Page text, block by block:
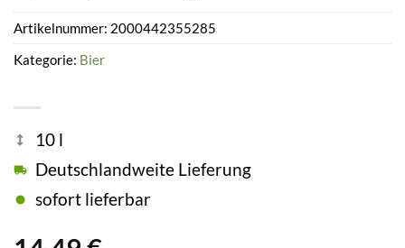
10 l
Deutschlandweite Lieferung
sofort lieferbar
Artikelnummer: 2000442355285
Kategorie: Bier